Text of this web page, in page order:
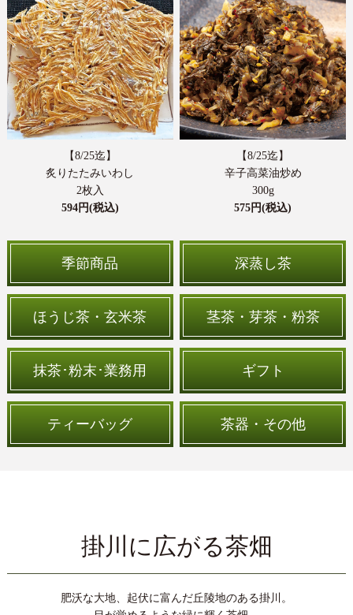
◎季節のお菓子・お惣菜はこちら
◎限定茶器はこちら
2026/02/28
【決算謝恩セール＆季節のお菓子・お惣菜の取扱いが始まり
ました】
平素はあきは茶園をご愛顧頂き、誠にありがとうございま
本日より、決算謝恩セールのお得な商品、この時期だけの美
味しいお菓子やお惣菜を取り揃えております。楽しいお茶の
時間のお供に、ぜひご賞味ください。（2026年4月9日AM9時
2026/01/24
【創業感謝祭＆季節のお菓子・お惣菜＆限定茶器の取扱いが
始まりました】
平素はあきは茶園をご愛顧頂き、誠にありがとうございま
す。
本日より、【農林水産大臣賞&最高金賞W受賞を記念した限
定茶】や、【創業感謝祭特別企画】のお得なセットや限定商
品、この時期だけの美味しいお菓子やお惣菜を取り揃えてお
2025/12/26
【新春お買得セールのご案内】
平素はあきは茶園をご愛顧頂き、誠にありがとうございま
【8/25迄】
炙りたたみいわし
2枚入
594円(税込)
【8/25迄】
辛子高菜油炒め
300g
575円(税込)
季節商品 深蒸し茶
ほうじ茶・玄米茶 茎茶・芽茶・粉茶
抹茶･粉末･業務用 ギフト
ティーバッグ 茶器・その他
掛川に広がる茶畑
肥沃な大地、起伏に富んだ丘陵地のある掛川。